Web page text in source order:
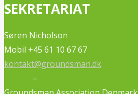
SEKRETARIAT
Søren Nicholson
Mobil +45 61 10 67 67
kontakt@groundsman.dk
–